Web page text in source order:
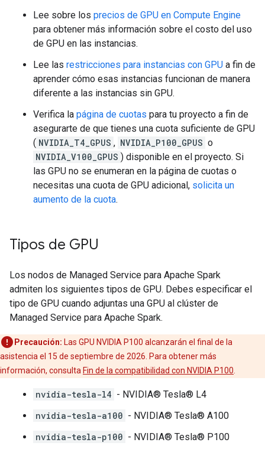
Lee sobre los precios de GPU en Compute Engine
para obtener más información sobre el costo del uso
de GPU en las instancias.
Lee las restricciones para instancias con GPU a fin de
aprender cómo esas instancias funcionan de manera
diferente a las instancias sin GPU.
Verifica la página de cuotas para tu proyecto a fin de
asegurarte de que tienes una cuota suficiente de GPU
( NVIDIA_T4_GPUS , NVIDIA_P100_GPUS o
NVIDIA_V100_GPUS ) disponible en el proyecto. Si
las GPU no se enumeran en la página de cuotas o
necesitas una cuota de GPU adicional, solicita un
aumento de la cuota.
Tipos de GPU
Los nodos de Managed Service para Apache Spark
admiten los siguientes tipos de GPU. Debes especificar el
tipo de GPU cuando adjuntas una GPU al clúster de
Managed Service para Apache Spark.
Precaución: Las GPU NVIDIA P100 alcanzarán el final de la
asistencia el 15 de septiembre de 2026. Para obtener más
información, consulta Fin de la compatibilidad con NVIDIA P100
nvidia-tesla-l4 - NVIDIA® Tesla® L4
nvidia-tesla-a100 - NVIDIA® Tesla® A100
nvidia-tesla-p100 - NVIDIA® Tesla® P100